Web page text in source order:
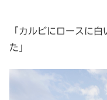
「カルビにロースに
た」